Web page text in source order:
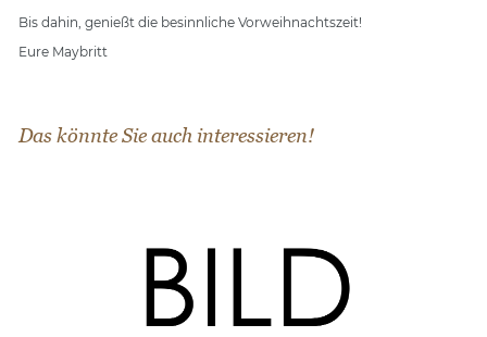
Bis dahin, genießt die besinnliche Vorweihnachtszeit!
Eure Maybritt
Das könnte Sie auch interessieren!